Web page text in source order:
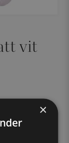
vit
×